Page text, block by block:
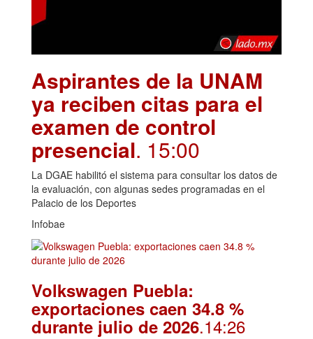
Aspirantes de la UNAM
ya reciben citas para el
examen de control
presencial. 15:00
La DGAE habilitó el sistema para consultar los datos de
la evaluación, con algunas sedes programadas en el
Palacio de los Deportes
Infobae
Volkswagen Puebla:
exportaciones caen 34.8 %
durante julio de 2026.14:26